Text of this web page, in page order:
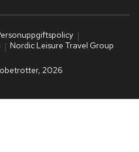
Nordic Leisure Travel Group
2026